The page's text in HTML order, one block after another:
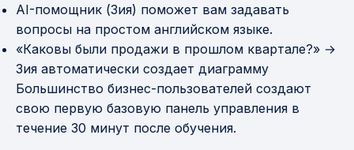
AI-помощник (Зия) поможет вам задавать
вопросы на простом английском языке.
«Каковы были продажи в прошлом квартале?» →
Зия автоматически создает диаграмму
Большинство бизнес-пользователей создают
свою первую базовую панель управления в
течение 30 минут после обучения.